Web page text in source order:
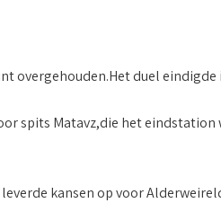
overgehouden.Het duel eindigde
spits Matavz,die het eindstation
kansen op voor